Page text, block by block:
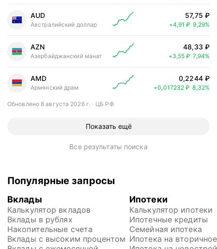
AUD
Австралийский доллар
57,75 ₽
Цена
+4,91 ₽ 9,29%
AZN
Азербайджанский манат
48,33 ₽
Цена
+3,55 ₽ 7,94%
AMD
Армянский драм
0,2244 ₽
Цена выросла
+0,017232 ₽ 8,32%
Обновлено 8 августа 2026 г. ЦБ РФ
Показать ещё
Все результаты поиска
Популярные запросы
Вклады
Калькулятор вкладов
Вклады в рублях
Накопительные счета
Вклады с высоким процентом
Ипотеки
Калькулятор ипотеки
Ипотечные кредиты
Семейная ипотека
Ипотека на